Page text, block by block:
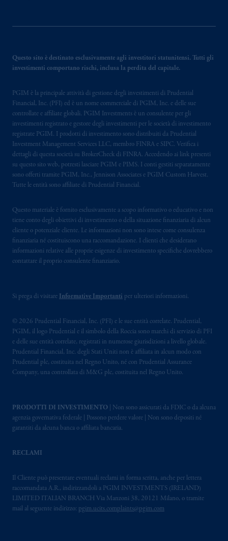
Questo sito è destinato esclusivamente agli investitori statunitensi. Tutti gli
investimenti comportano rischi, inclusa la perdita del capitale.
PGIM è la principale attività di gestione degli investimenti di Prudential
Financial, Inc. (PFI) ed è un nome commerciale di PGIM, Inc. e delle sue
controllate e affiliate globali. PGIM Investments è un consulente per gli
investimenti registrato e gestore degli investimenti per le società di investimento
registrate PGIM. I prodotti di investimento sono distribuiti da Prudential
Investment Management Services LLC, membro FINRA e SIPC. Verifica i
dettagli di questa società su BrokerCheck di FINRA. Accedendo ai link presenti
su questo sito web, potresti lasciare PGIM e PIMS. I conti gestiti separatamente
sono offerti tramite PGIM, Inc., Jennison Associates e PGIM Custom Harvest.
Tutte le entità sono affiliate di Prudential Financial.
Questo materiale è fornito esclusivamente a scopo informativo o educativo e non
tiene conto degli obiettivi di investimento o della situazione finanziaria di alcun
cliente o potenziale cliente. Le informazioni non sono intese come consulenza
finanziaria né costituiscono una raccomandazione. I clienti che desiderano
informazioni relative alle proprie esigenze di investimento specifiche dovrebbero
contattare il proprio consulente finanziario.
Si prega di visitare Informative Importanti per ulteriori informazioni.
© 2026 Prudential Financial, Inc. (PFI) e le sue entità correlate. Prudential,
PGIM, il logo Prudential e il simbolo della Roccia sono marchi di servizio di PFI
e delle sue entità correlate, registrati in numerose giurisdizioni a livello globale.
Prudential Financial, Inc. degli Stati Uniti non è affiliata in alcun modo con
Prudential plc, costituita nel Regno Unito, né con Prudential Assurance
Company, una controllata di M&G plc, costituita nel Regno Unito.
PRODOTTI DI INVESTIMENTO | Non sono assicurati da FDIC o da alcuna
agenzia governativa federale | Possono perdere valore | Non sono depositi né
garantiti da alcuna banca o affiliata bancaria.
RECLAMI
Il Cliente può presentare eventuali reclami in forma scritta, anche per lettera
raccomandata A.R., indirizzandoli a PGIM INVESTMENTS (IRELAND)
LIMITED ITALIAN BRANCH Via Manzoni 38, 20121 Milano, o tramite
mail al seguente indirizzo: pgim.ucits.complaints@pgim.com